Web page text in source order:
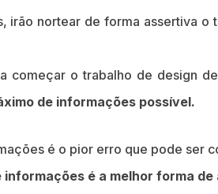
irão nortear de forma assertiva o
começar o trabalho de design
de informações possível.
é o pior erro que pode ser
é a melhor forma